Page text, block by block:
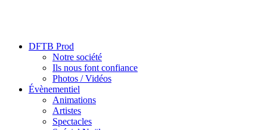
DFTB Prod
Notre société
Ils nous font confiance
Photos / Vidéos
Évènementiel
Animations
Artistes
Spectacles